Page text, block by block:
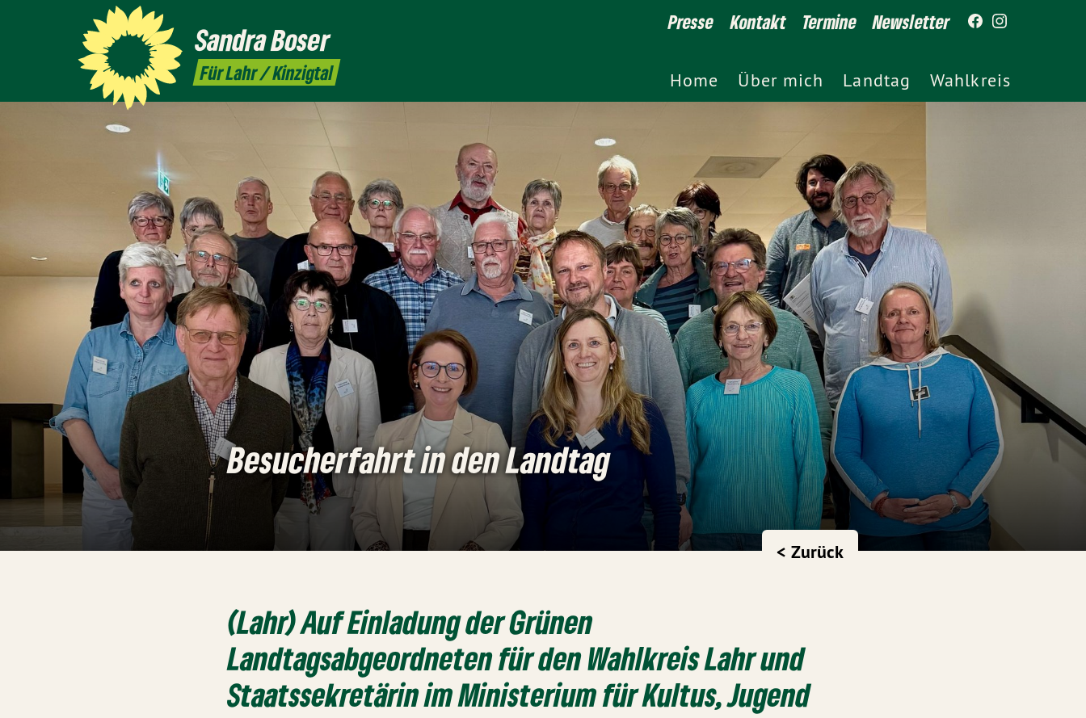
SandraBoser
Für Lahr / Kinzigtal
Presse Kontakt Termine Newsletter
Home Über mich Landtag Wahlkreis
Besucherfahrt in den Landtag
< Zurück
(Lahr) Auf Einladung der Grünen
Landtagsabgeordneten für den Wahlkreis Lahr und
Staatssekretärin im Ministerium für Kultus, Jugend